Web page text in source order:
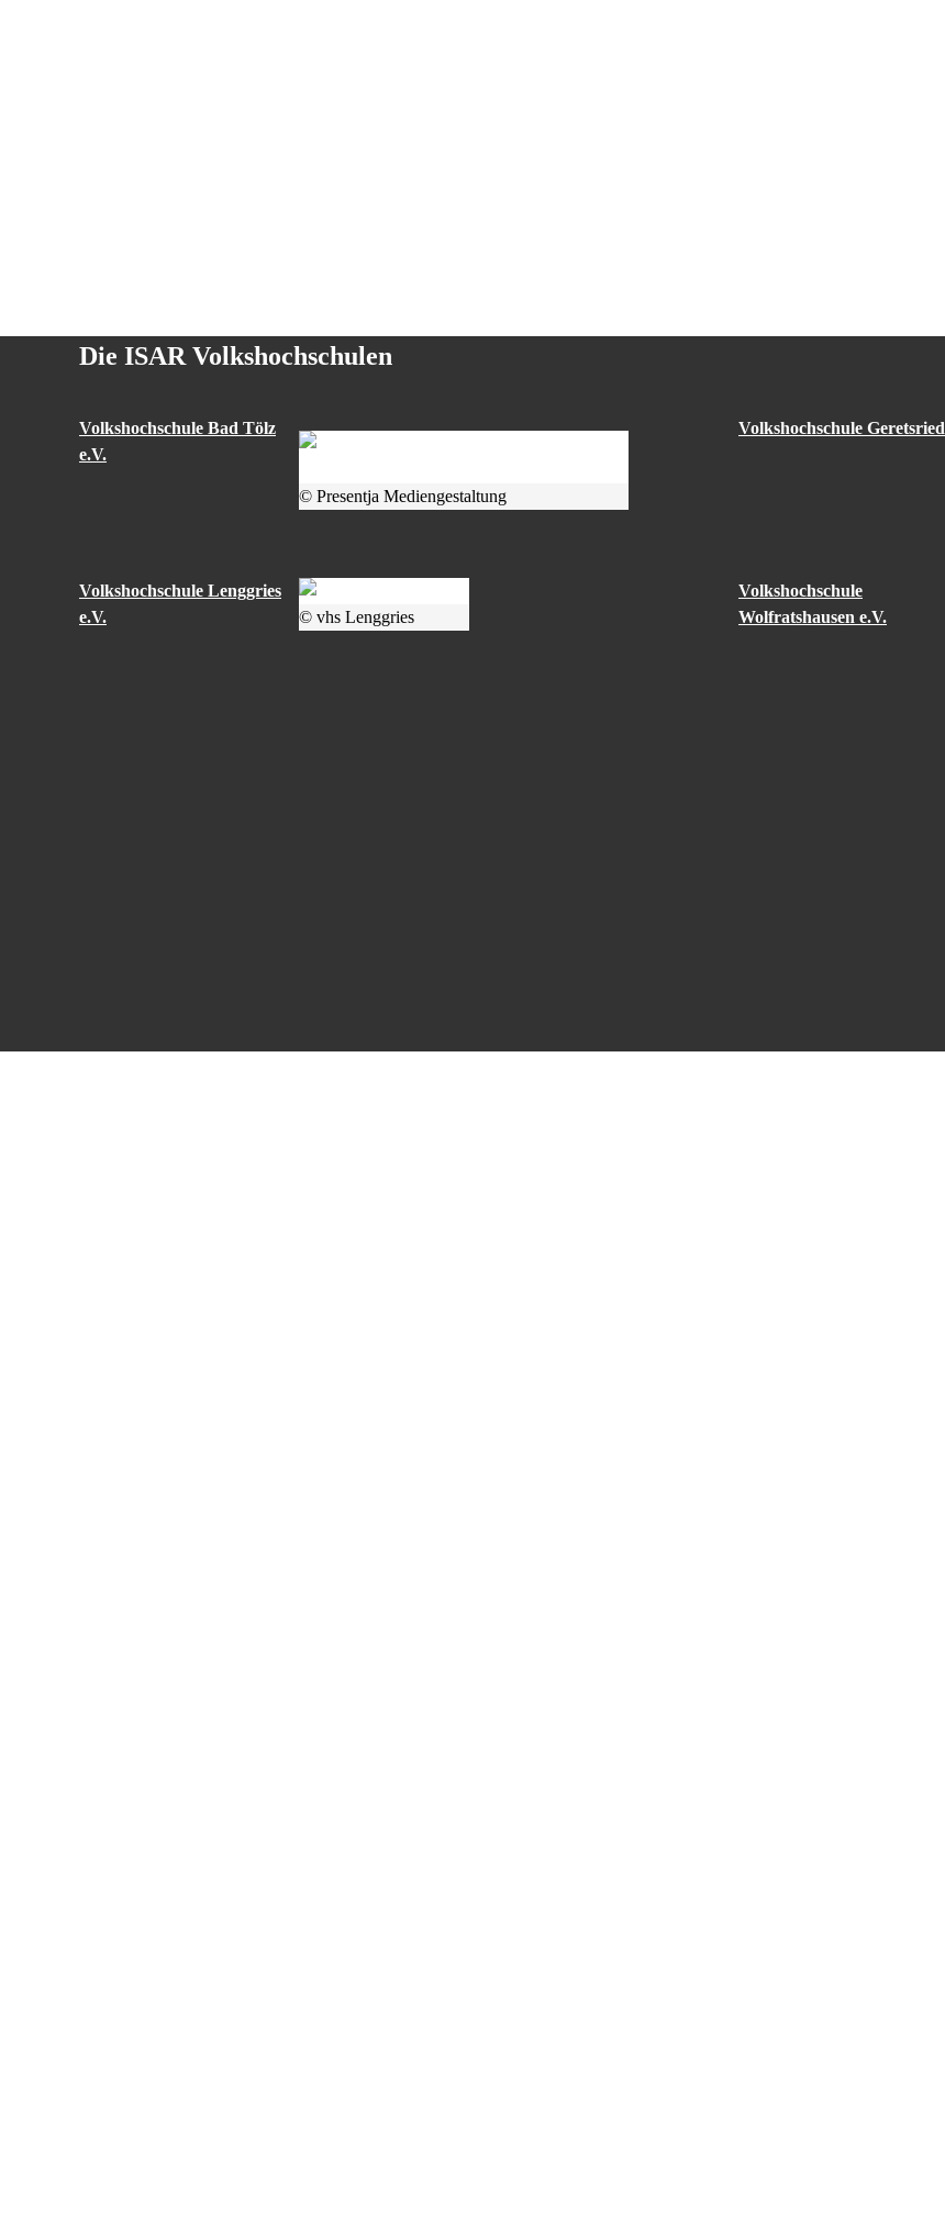
Die ISAR Volkshochschulen
Volkshochschule Bad Tölz
e.V.
© Presentja Mediengestaltung
Volkshochschule Geretsried
Volkshochschule Lenggries
e.V.
© vhs Lenggries
Volkshochschule
Wolfratshausen e.V.